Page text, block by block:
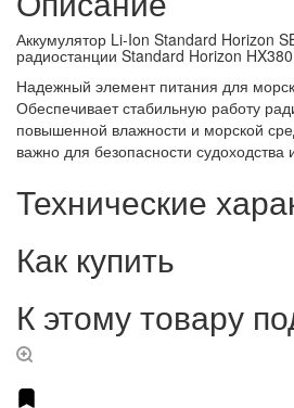
Аккумулятор Li-Ion Standard Horizon
радиостанции Standard Horizon HX380
Надежный элемент питания для
Обеспечивает стабильную работу
повышенной влажности и морской
важно для безопасности судоходства
Технические
Как купить
К этому товару